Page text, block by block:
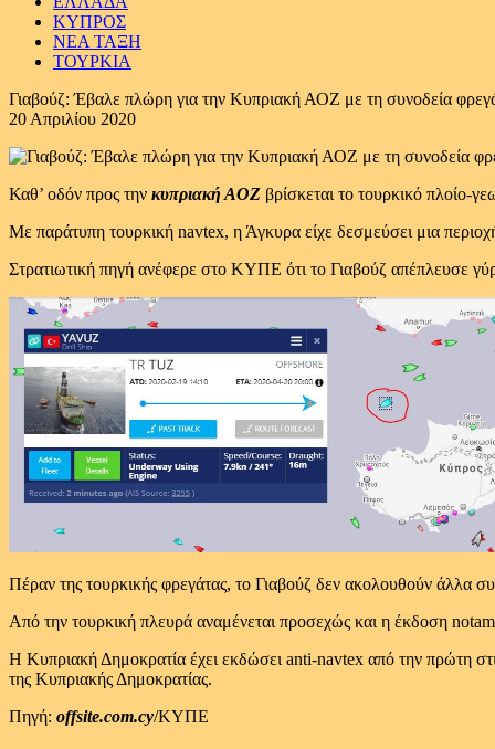
ΚΥΠΡΟΣ
ΝΕΑ ΤΑΞΗ
ΤΟΥΡΚΙΑ
Γιαβούζ: Έβαλε πλώρη για την Κυπριακή ΑΟΖ με τη συνοδεία
20 Απριλίου 2020
Καθ’ οδόν προς την κυπριακή ΑΟΖ βρίσκεται το τουρκικό πλοίο-
Με παράτυπη τουρκική navtex, η Άγκυρα είχε δεσμεύσει μια
Στρατιωτική πηγή ανέφερε στο ΚΥΠΕ ότι το Γιαβούζ απέπλευσε
Πέραν της τουρκικής φρεγάτας, το Γιαβούζ δεν ακολουθούν άλλα
Από την τουρκική πλευρά αναμένεται προσεχώς και η έκδοση
Η Κυπριακή Δημοκρατία έχει εκδώσει anti-navtex από την πρώτη
της Κυπριακής Δημοκρατίας.
Πηγή: offsite.com.cy/ΚΥΠΕ